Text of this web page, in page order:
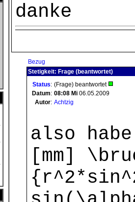
danke
Bezug
Stetigkeit: Frage (beantwortet)
Status: (Frage) beantwortet
Datum: 08:08 Mi 06.05.2009
Autor: Achtzig
also
[mm]